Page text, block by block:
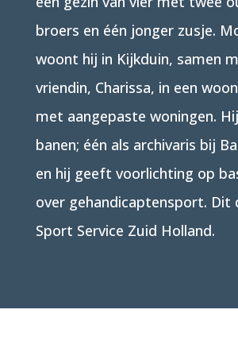
broers en één jonger zusje.
woont hij in Kijkduin, samen
vriendin, Charissa, in een
met aangepaste woningen.
banen; één als archivaris bij
en hij geeft voorlichting op
over gehandicaptensport. Dit
Sport Service Zuid Holland.